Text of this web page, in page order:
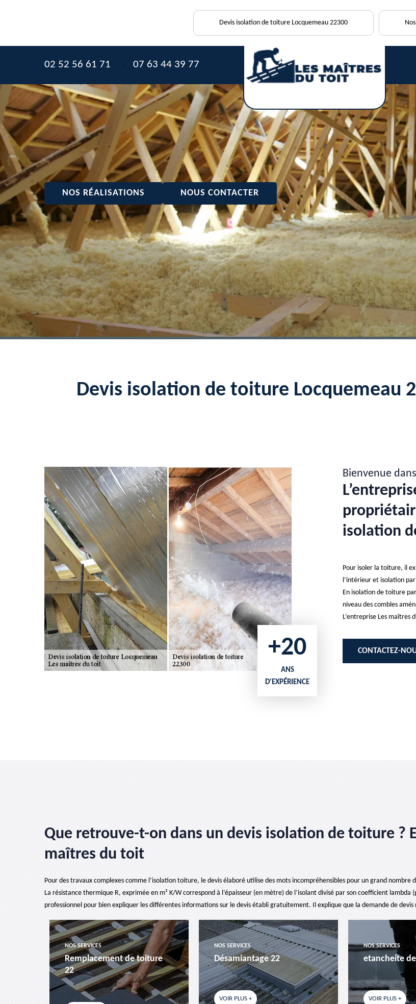
Devis isolation de toiture Locquemeau 22300
02 52 56 61 71 - 07 63 44 39 77
NOS RÉALISATIONS NOUS CONTACTER
Devis isolation de toiture Locquemeau
+20
ANS
D'EXPÉRIENCE
Bienvenue
isolation
Pour isoler la toiture, il
l’intérieur et isolation
En isolation de toiture
niveau des combles
L’entreprise Les maîtres
CONTACTEZ-
Que retrouve-t-on dans un devis isolation de toiture ?
maîtres du toit
Pour des travaux complexes comme l’isolation toiture, le devis élaboré utilise des mots incompréhensibles pour un grand
La résistance thermique R, exprimée en m² K/W correspond à l’épaisseur (en mètre) de l’isolant divisé par son coefficient
professionnel pour bien expliquer les différentes informations sur le devis établi gratuitement. Il explique que la demande de devis
NOS SERVICES
Remplacement de toiture
22
NOS SERVICES
Désamiantage 22
VOIR PLUS +
NOS SERVICES
etancheite
VOIR PLUS +